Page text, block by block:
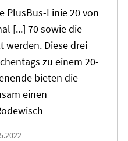
PlusBus-Linie20von
[...] 70 sowie die
werden. Diese drei
zu einem 20-
bieten die
einen